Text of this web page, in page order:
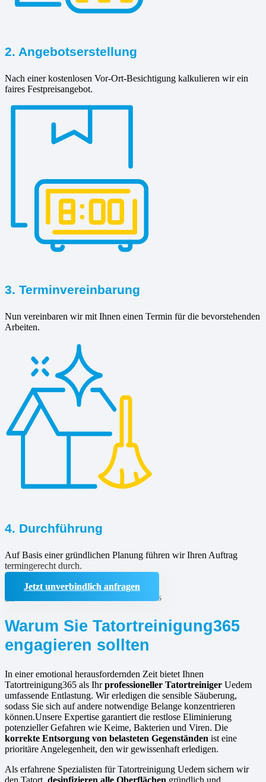
2. Angebotserstellung
Nach einer kostenlosen Vor-Ort-Besichtigung kalkulieren wir ein
faires Festpreisangebot.
3. Terminvereinbarung
Nun vereinbaren wir mit Ihnen einen Termin für die bevorstehenden
Arbeiten.
4. Durchführung
Auf Basis einer gründlichen Planung führen wir Ihren Auftrag
termingerecht durch.
Jetzt unverbindlich anfragen
Warum Sie Tatortreinigung365
engagieren sollten
In einer emotional herausfordernden Zeit bietet Ihnen
Tatortreinigung365 als Ihrprofessioneller Tatortreiniger Uedem
umfassende Entlastung. Wir erledigen die sensible Säuberung,
sodass Sie sich auf andere notwendige Belange konzentrieren
können.Unsere Expertise garantiert die restlose Eliminierung
potenzieller Gefahren wie Keime, Bakterien und Viren. Die
korrekte Entsorgung von belasteten Gegenständen ist eine
prioritäre Angelegenheit, den wir gewissenhaft erledigen.
Als erfahrene Spezialisten für Tatortreinigung Uedem sichern wir
den Tatort, desinfizieren alle Oberflächen gründlich und